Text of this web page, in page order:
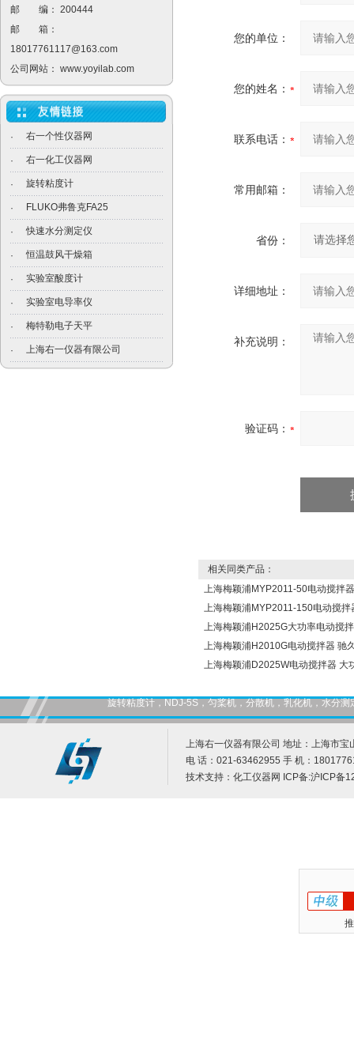
邮 编： 200444
邮 箱：
18017761117@163.com
公司网站： www.yoyilab.com
· 右一个性仪器网
· 右一化工仪器网
· 旋转粘度计
· FLUKO弗鲁克FA25
· 快速水分测定仪
· 恒温鼓风干燥箱
· 实验室酸度计
· 实验室电导率仪
· 梅特勒电子天平
· 上海右一仪器有限公司
您的单位：
您的姓名：
联系电话：
常用邮箱：
省份：
详细地址：
补充说明：
验证码：
相关同类产品：
上海梅颖浦MYP2011-50电动搅拌
上海梅颖浦MYP2011-150电动搅拌
上海梅颖浦H2025G大功率电动搅
上海梅颖浦H2010G电动搅拌器 驰
上海梅颖浦D2025W电动搅拌器 大
旋转粘度计，NDJ-5S，匀桨机，分散机，乳化机，水分
上海右一仪器有限公司 地址：上海市宝
电 话：021-63462955 手 机：
技术支持： 化工仪器网 ICP备:沪ICP备